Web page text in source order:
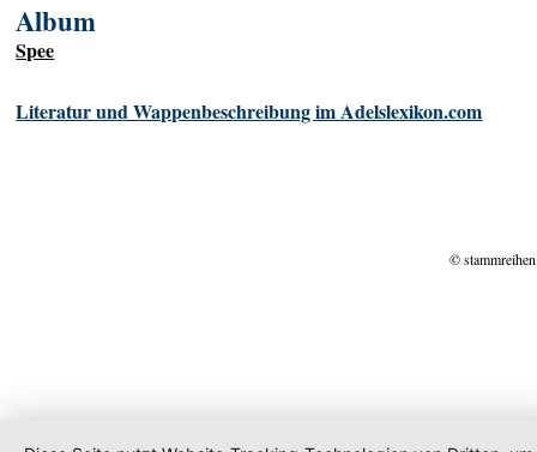
Album
Spee
Literatur und Wappenbeschreibung im Adelslexikon.com
©